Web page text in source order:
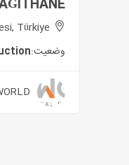
Türkiye
وضعیت: